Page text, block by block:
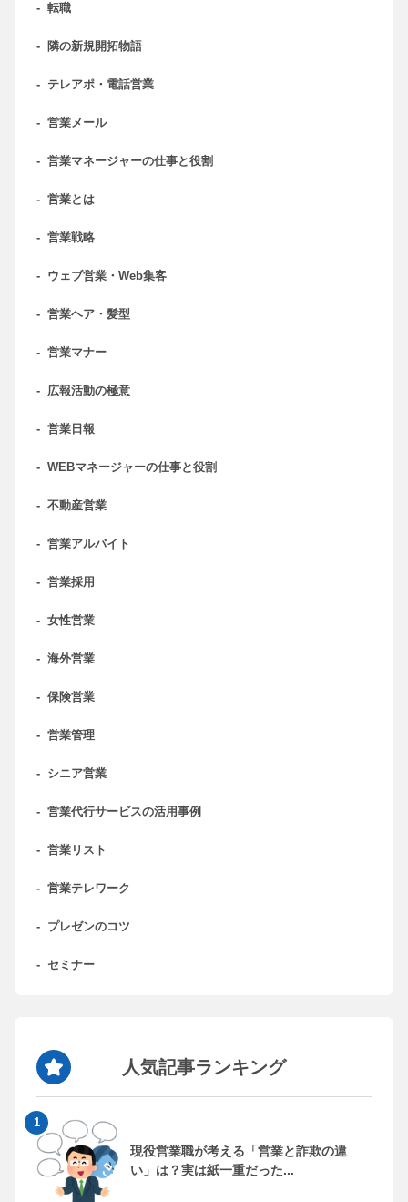
- 転職
- 隣の新規開拓物語
- テレアポ・電話営業
- 営業メール
- 営業マネージャーの仕事と役割
- 営業とは
- 営業戦略
- ウェブ営業・Web集客
- 営業ヘア・髪型
- 営業マナー
- 広報活動の極意
- 営業日報
- WEBマネージャーの仕事と役割
- 不動産営業
- 営業アルバイト
- 営業採用
- 女性営業
- 海外営業
- 保険営業
- 営業管理
- シニア営業
- 営業代行サービスの活用事例
- 営業リスト
- 営業テレワーク
- プレゼンのコツ
- セミナー
人気記事ランキング
現役営業職が考える「営業と詐欺の違
い」は？実は紙一重だった...